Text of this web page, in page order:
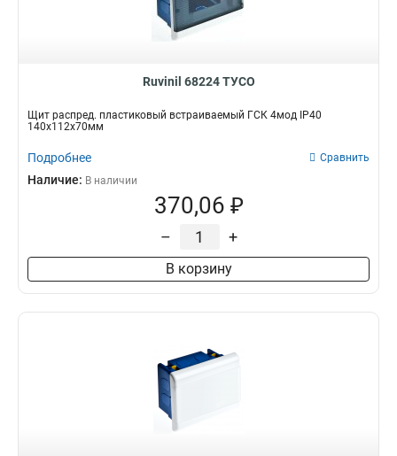
Ruvinil 68224 ТУСО
Щит распред. пластиковый встраиваемый ГСК 4мод IP40
140х112х70мм
Подробнее Сравнить
Наличие: В наличии
370,06 ₽
– +
В корзину